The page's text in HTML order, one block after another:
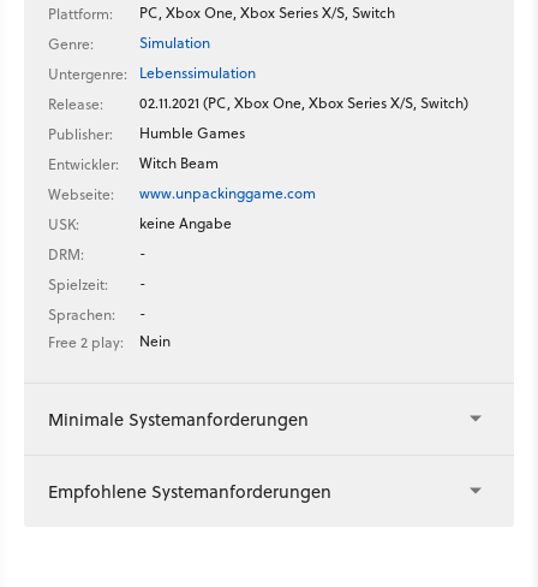
Plattform:
PC, Xbox One, Xbox Series X/S, Switch
Genre:
Simulation
Untergenre:
Lebenssimulation
Release:
02.11.2021 (PC, Xbox One, Xbox Series X/S, Switch)
Publisher:
Humble Games
Entwickler:
Witch Beam
Webseite:
www.unpackinggame.com
USK:
keine Angabe
DRM:
-
Spielzeit:
-
Sprachen:
-
Free 2 play:
Nein
Minimale Systemanforderungen
Empfohlene Systemanforderungen